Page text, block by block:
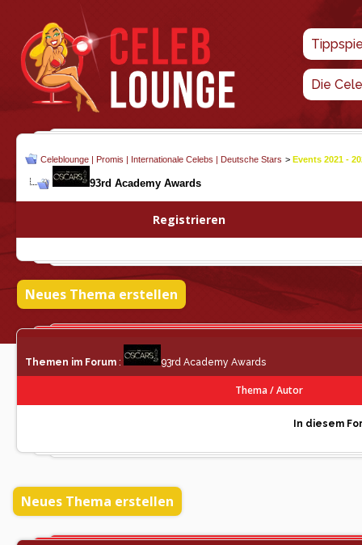
Die
Celeblounge | Promis | Internationale Celebs | Deutsche Stars > Events 2021 -
93rd Academy Awards
Registrieren
Neues Thema erstellen
Themen im Forum : 93rd Academy Awards
Thema/Autor
In diesem
Neues Thema erstellen